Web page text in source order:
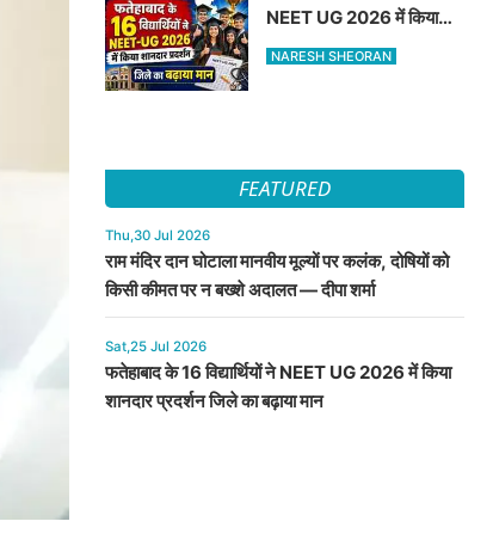
NEET UG 2026 में किया
शानदार प्रदर्शन जिले का बढ़ाया
NARESH SHEORAN
FEATURED
Thu,30 Jul 2026
राम मंदिर दान घोटाला मानवीय मूल्यों पर कलंक, दोषियों को
किसी कीमत पर न बख्शे अदालत — दीपा शर्मा
Sat,25 Jul 2026
फतेहाबाद के 16 विद्यार्थियों ने NEET UG 2026 में किया
शानदार प्रदर्शन जिले का बढ़ाया मान